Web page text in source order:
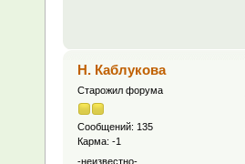
Н. Каблукова
Старожил форума
Сообщений: 135
Карма: -1
-неизвестно-